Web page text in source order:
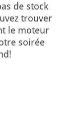
de stock
trouver
le moteur
soirée